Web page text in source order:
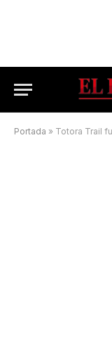
Portada » Totora Trail